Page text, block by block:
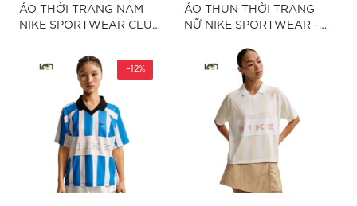
ÁO THỜI TRANG NAM
NIKE SPORTWEAR CLUB
"II4366-010
ÁO THUN THỜI TRANG
NỮ NIKE SPORTWEAR -
-12%